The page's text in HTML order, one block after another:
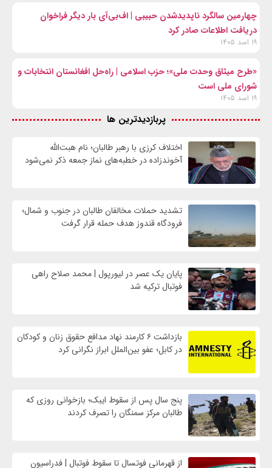
چهارمین سالگرد ناپدیدشدن حبیبی | اف‌بی‌آی بار دیگر فراخوان
دریافت اطلاعات صادر کرد
۱۹ اسد ۱۴۰۵
«طرح میثاق وحدت ملی»؛ حزب اسلامی | راه‌حل افغانستان انتخابات و
شورای ملی است
۱۹ اسد ۱۴۰۵
پربازدیدترین ها
اختلاف کرزی با رهبر طالبان؛ نام هبت‌الله
آخوندزاده در خطبه‌های نماز جمعه ذکر نمی‌شود
تشدید حملات مخالفان طالبان در جنوب و شمال؛
فرودگاه قندوز هدف حمله قرار گرفت
پایان یک عصر در لیورپول | محمد صلاح راهی
فوتبال ترکیه شد
بازداشت ۶ کارمند نهاد مدافع حقوق زنان و کودکان
در کابل؛ عفو بین‌الملل ابراز نگرانی کرد
پنج سال پس از سقوط ایبک؛ بازخوانی روزی که
طالبان مرکز سمنگان را تصرف کردند
از قهرمانی فوتسال تا سقوط فوتبال | فدراسیون